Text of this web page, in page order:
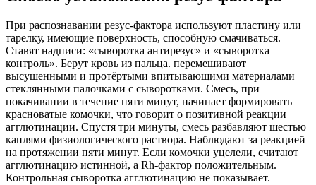
При распознавании резус-фактора используют пластину или
тарелку, имеющие поверхность, способную смачиваться.
Ставят надписи: «сыворотка антирезус» и «сыворотка
контроль». Берут кровь из пальца. перемешивают
высушенными и протёртыми впитывающими материалами
стеклянными палочками с сыворотками. Смесь, при
покачивании в течение пяти минут, начинает формировать
красноватые комочки, что говорит о позитивной реакции
агглютинации. Спустя три минуты, смесь разбавляют шестью
каплями физиологического раствора. Наблюдают за реакцией
на протяжении пяти минут. Если комочки уцелели, считают
агглютинацию истинной, а Rh-фактор положительным.
Контрольная сыворотка агглютинацию не показывает.